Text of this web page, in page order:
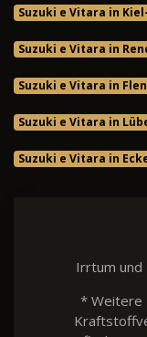
Suzuki e Vitara in
Suzuki e Vitara in
Suzuki e Vitara in
Suzuki e Vitara in
Suzuki e Vitara in
Irrtum und
* Weitere